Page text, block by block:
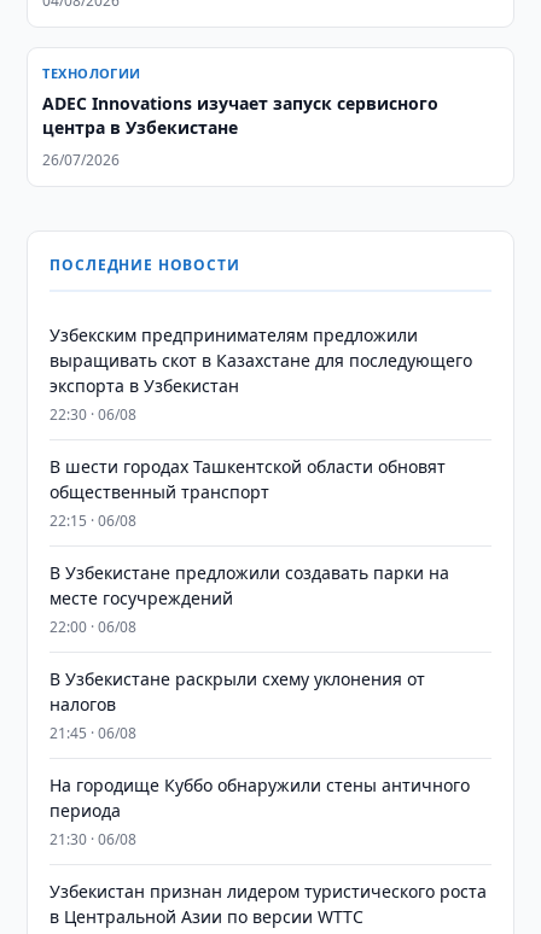
ТЕХНОЛОГИИ
ADEC Innovations изучает запуск сервисного
центра в Узбекистане
26/07/2026
ПОСЛЕДНИЕ НОВОСТИ
Узбекским предпринимателям предложили
выращивать скот в Казахстане для последующего
экспорта в Узбекистан
22:30 · 06/08
В шести городах Ташкентской области обновят
общественный транспорт
22:15 · 06/08
В Узбекистане предложили создавать парки на
месте госучреждений
22:00 · 06/08
В Узбекистане раскрыли схему уклонения от
налогов
21:45 · 06/08
На городище Куббо обнаружили стены античного
периода
21:30 · 06/08
Узбекистан признан лидером туристического роста
в Центральной Азии по версии WTTC